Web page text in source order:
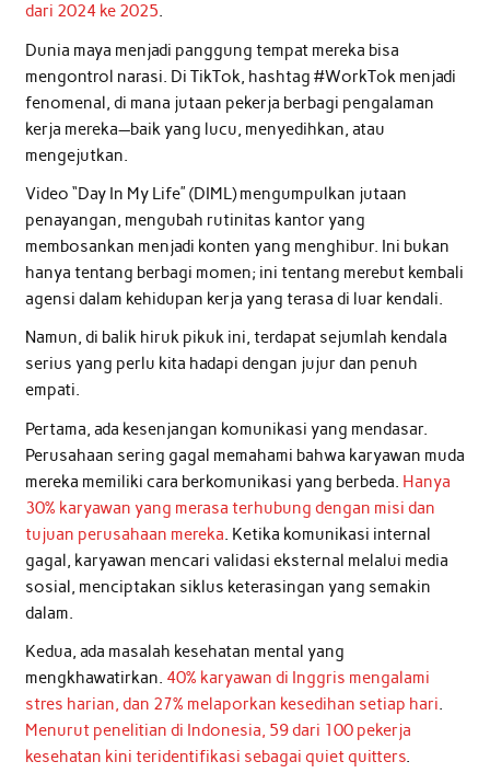
dari 2024 ke 2025.
Dunia maya menjadi panggung tempat mereka bisa
mengontrol narasi. Di TikTok, hashtag #WorkTok menjadi
fenomenal, di mana jutaan pekerja berbagi pengalaman
kerja mereka—baik yang lucu, menyedihkan, atau
mengejutkan.
Video “Day In My Life” (DIML) mengumpulkan jutaan
penayangan, mengubah rutinitas kantor yang
membosankan menjadi konten yang menghibur. Ini bukan
hanya tentang berbagi momen; ini tentang merebut kembali
agensi dalam kehidupan kerja yang terasa di luar kendali.
Namun, di balik hiruk pikuk ini, terdapat sejumlah kendala
serius yang perlu kita hadapi dengan jujur dan penuh
empati.
Pertama, ada kesenjangan komunikasi yang mendasar.
Perusahaan sering gagal memahami bahwa karyawan muda
mereka memiliki cara berkomunikasi yang berbeda. Hanya
30% karyawan yang merasa terhubung dengan misi dan
tujuan perusahaan mereka. Ketika komunikasi internal
gagal, karyawan mencari validasi eksternal melalui media
sosial, menciptakan siklus keterasingan yang semakin
dalam.
Kedua, ada masalah kesehatan mental yang
mengkhawatirkan. 40% karyawan di Inggris mengalami
stres harian, dan 27% melaporkan kesedihan setiap hari.
Menurut penelitian di Indonesia, 59 dari 100 pekerja
kesehatan kini teridentifikasi sebagai quiet quitters.